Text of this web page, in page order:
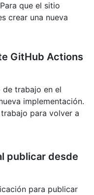
que el sitio
crear una nueva
GitHub Actions
trabajo en el
implementación.
para volver a
publicar desde
para publicar